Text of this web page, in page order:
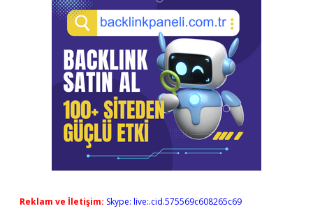
Reklam ve İletişim: Skype: live:.cid.575569c608265c69